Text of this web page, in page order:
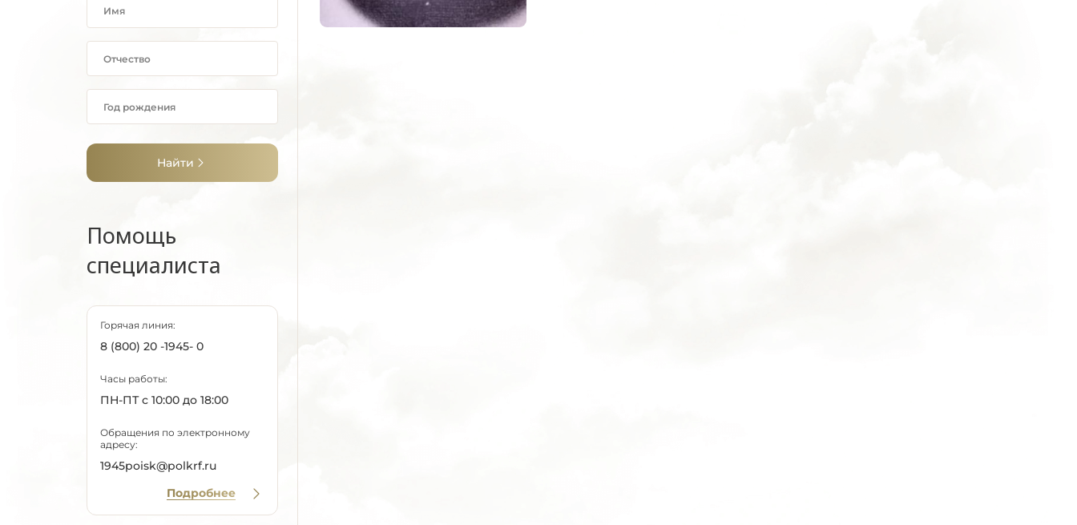
Найти
Помощь
специалиста
Горячая линия:
8 (800) 20 -1945- 0
Часы работы:
ПН-ПТ с 10:00 до 18:00
Обращения по электронному
адресу:
1945poisk@polkrf.ru
Подробнее